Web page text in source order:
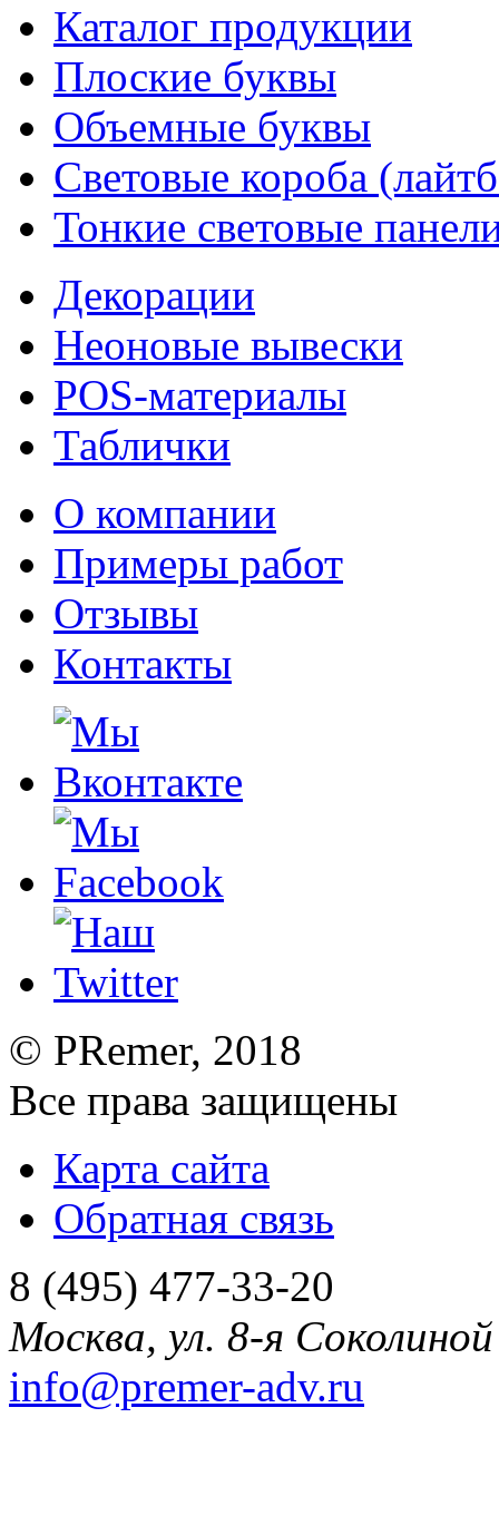
Каталог продукции
Плоские буквы
Объемные буквы
Световые короба
Тонкие световые
Декорации
Неоновые вывески
POS-материалы
Таблички
О компании
Примеры работ
Отзывы
Контакты
© PRemer, 2018
Все права защищены
Карта сайта
Обратная связь
8 (495) 477-33-20
Москва, ул. 8-я
info@premer-adv.ru